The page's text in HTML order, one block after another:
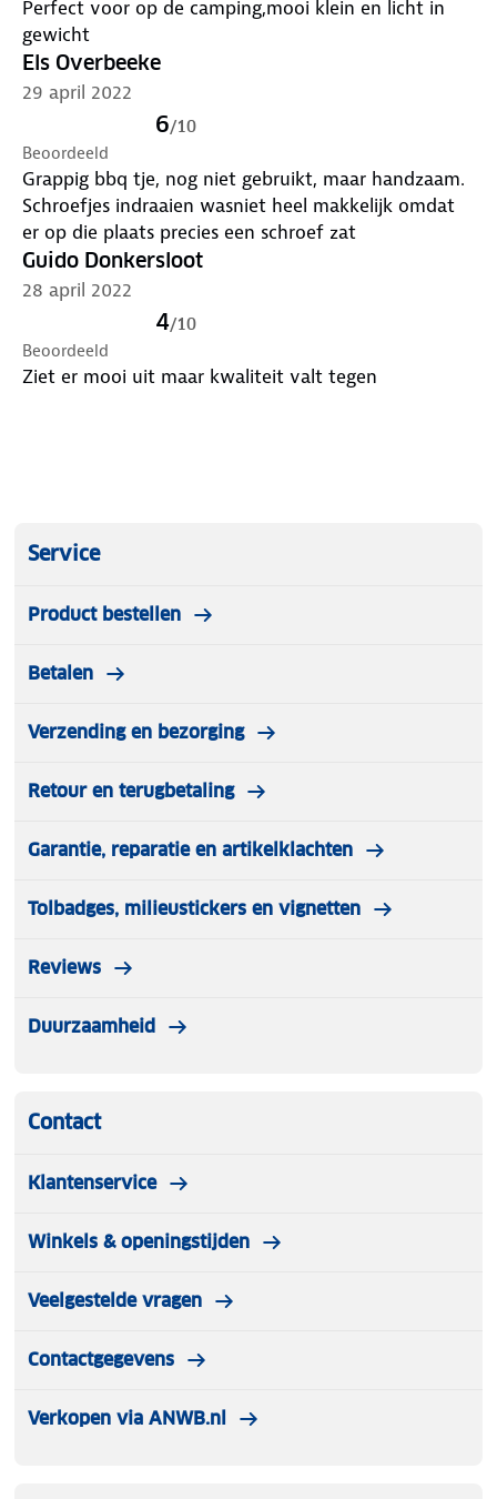
Perfect voor op de camping,mooi klein en licht in
gewicht
Els Overbeeke
29 april 2022
6/10
Beoordeeld
Grappig bbq tje, nog niet gebruikt, maar handzaam.
Schroefjes indraaien wasniet heel makkelijk omdat
er op die plaats precies een schroef zat
Guido Donkersloot
28 april 2022
4/10
Beoordeeld
Ziet er mooi uit maar kwaliteit valt tegen
Service
Product bestellen
Betalen
Verzending en bezorging
Retour en terugbetaling
Garantie, reparatie en artikelklachten
Tolbadges, milieustickers en vignetten
Reviews
Duurzaamheid
Contact
Klantenservice
Winkels & openingstijden
Veelgestelde vragen
Contactgegevens
Verkopen via ANWB.nl